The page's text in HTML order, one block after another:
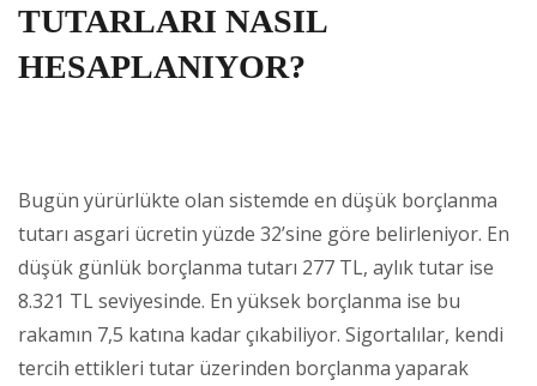
TUTARLARI NASIL
HESAPLANIYOR?
Bugün yürürlükte olan sistemde en düşük borçlanma
tutarı asgari ücretin yüzde 32’sine göre belirleniyor. En
düşük günlük borçlanma tutarı 277 TL, aylık tutar ise
8.321 TL seviyesinde. En yüksek borçlanma ise bu
rakamın 7,5 katına kadar çıkabiliyor. Sigortalılar, kendi
tercih ettikleri tutar üzerinden borçlanma yaparak